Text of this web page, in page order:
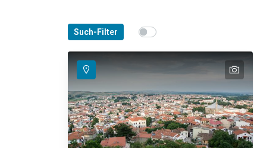
Such-Filter Show map on mouse hover
text